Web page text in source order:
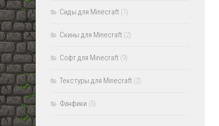
Сиды для Minecraft (1)
Скины для Minecraft (2)
Софт для Minecraft (9)
Текстуры для Minecraft (2)
Фанфики (5)